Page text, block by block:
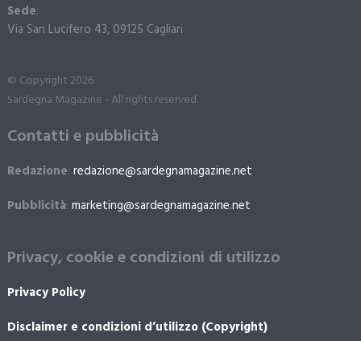
Sede:
Via San Lucifero 43, 09125 Cagliari
© Copyright 2026.
Sardegna Magazine - All rights reserved.
Contatti e pubblicità
Redazione: redazione@sardegnamagazine.net
Pubblicità: marketing@sardegnamagazine.net
Privacy, cookie e condizioni di utilizzo
Privacy Policy
Disclaimer e condizioni d’utilizzo (Copyright)